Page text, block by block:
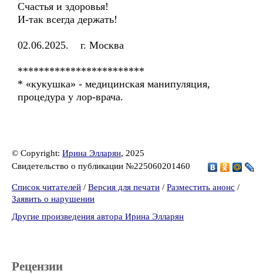
Счастья и здоровья!
И-так всегда держать!
02.06.2025. г. Москва
************************
* «кукушка» - медицинская манипуляция,
процедура у лор-врача.
© Copyright: Ирина Элларян, 2025
Свидетельство о публикации №225060201460
Список читателей / Версия для печати / Разместить анонс /
Заявить о нарушении
Другие произведения автора Ирина Элларян
Рецензии